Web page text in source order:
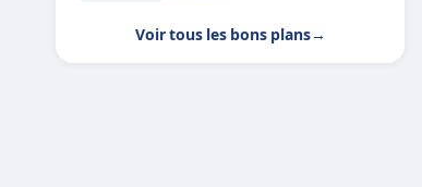
Voir tous les bons plans→